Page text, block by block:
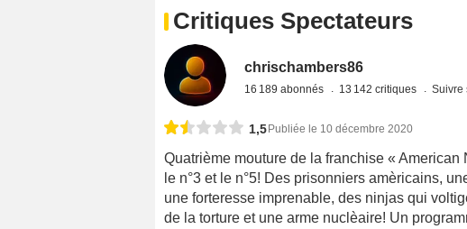
Critiques Spectateurs
chrischambers86
16 189 abonnés 13 142 critiques Suivre
1,5 Publiée le 10 décembre 2020
Quatrième mouture de la franchise «
le n°3 et le n°5! Des prisonniers amèricains,
une forteresse imprenable, des ninjas qui
de la torture et une arme nuclèaire! Un